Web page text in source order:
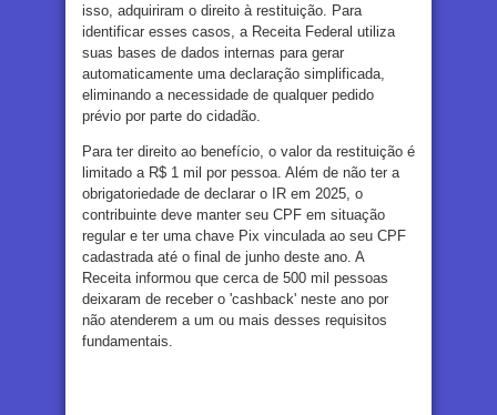
isso, adquiriram o direito à restituição. Para
identificar esses casos, a Receita Federal utiliza
suas bases de dados internas para gerar
automaticamente uma declaração simplificada,
eliminando a necessidade de qualquer pedido
prévio por parte do cidadão.
Para ter direito ao benefício, o valor da restituição é
limitado a R$ 1 mil por pessoa. Além de não ter a
obrigatoriedade de declarar o IR em 2025, o
contribuinte deve manter seu CPF em situação
regular e ter uma chave Pix vinculada ao seu CPF
cadastrada até o final de junho deste ano. A
Receita informou que cerca de 500 mil pessoas
deixaram de receber o 'cashback' neste ano por
não atenderem a um ou mais desses requisitos
fundamentais.